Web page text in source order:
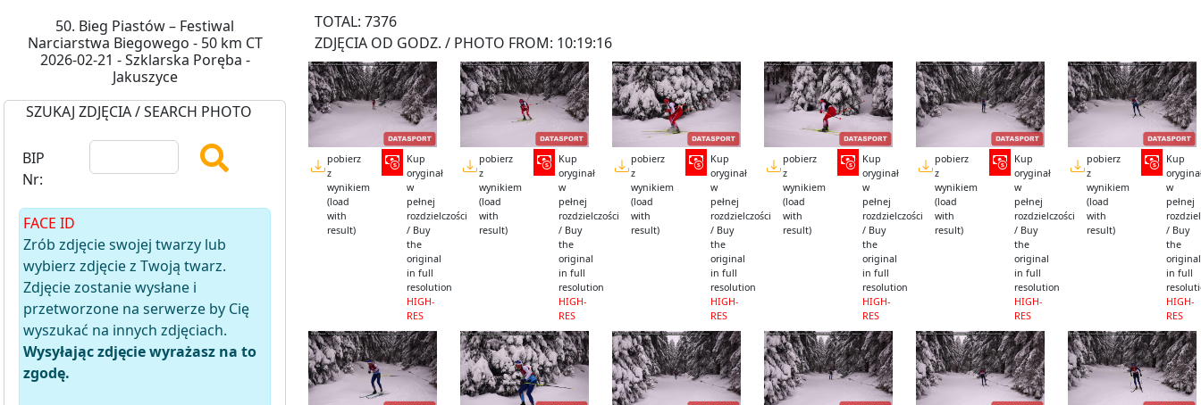
50. Bieg Piastów – Festiwal
Narciarstwa Biegowego - 50 km CT
2026-02-21 - Szklarska Poręba -
Jakuszyce
SZUKAJ ZDJĘCIA / SEARCH PHOTO
BIP
Nr:
FACE ID
Zrób zdjęcie swojej twarzy lub
wybierz zdjęcie z Twoją twarz.
Zdjęcie zostanie wysłane i
przetworzone na serwerze by Cię
wyszukać na innych zdjęciach.
Wysyłając zdjęcie wyrażasz na to
zgodę.
TOTAL: 7376
ZDJĘCIA OD GODZ. / PHOTO FROM: 10:19:16
pobierz
z
wynikiem
(load
with
result)
Kup
oryginał
w
pełnej
rozdzielczości
/ Buy
the
original
in full
resolution
HIGH-
RES
pobierz
z
wynikiem
(load
with
result)
Kup
oryginał
w
pełnej
rozdzielczości
/ Buy
the
original
in full
resolution
HIGH-
RES
pobierz
z
wynikiem
(load
with
result)
Kup
oryginał
w
pełnej
rozdzielczości
/ Buy
the
original
in full
resolution
HIGH-
RES
pobierz
z
wynikiem
(load
with
result)
Kup
oryginał
w
pełnej
rozdzielczości
/ Buy
the
original
in full
resolution
HIGH-
RES
pobierz
z
wynikiem
(load
with
result)
Kup
oryginał
w
pełnej
rozdzielczości
/ Buy
the
original
in full
resolution
HIGH-
RES
pobierz
z
wynikiem
(load
with
result)
Kup
w
pełnej
/ Buy
the
original
in full
HIGH-
RES